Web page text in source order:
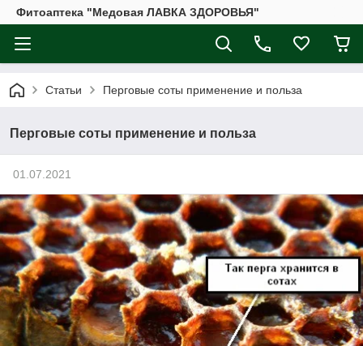
Фитоаптека "Медовая ЛАВКА ЗДОРОВЬЯ"
Статьи Перговые соты применение и польза
Перговые соты применение и польза
01.07.2021